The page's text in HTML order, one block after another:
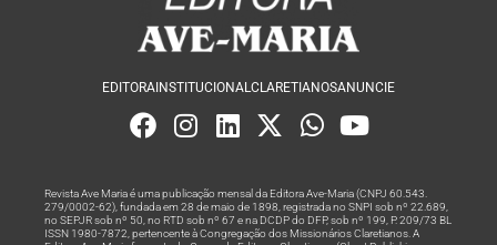
EDITORA INSTITUCIONALCLARETIANOSANUNCIE
Revista Ave Maria é uma publicação mensal da Editora Ave-Maria (CNPJ 60.543.
279/0002-62), fundada em 28 de maio de 1898, registrada no SNPI sob nº 22.689,
no SEPJR sob nº 50, no RTD sob nº 67 e na DCDP do DFP, sob nº 199, P. 209/73 BL
ISSN 1980-7872, pertencente à Congregação dos Missionários Claretianos. A